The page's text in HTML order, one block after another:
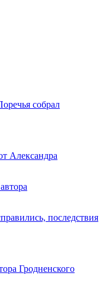
собрал
Александра
последствия
Гродненского